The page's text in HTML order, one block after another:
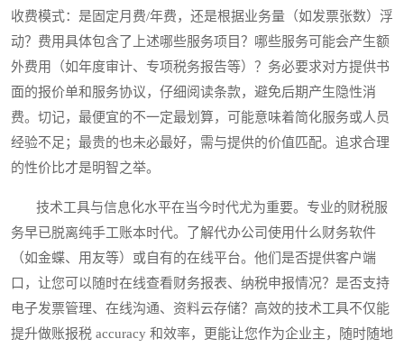
收费模式：是固定月费/年费，还是根据业务量（如发票张数）浮
动？费用具体包含了上述哪些服务项目？哪些服务可能会产生额
外费用（如年度审计、专项税务报告等）？务必要求对方提供书
面的报价单和服务协议，仔细阅读条款，避免后期产生隐性消
费。切记，最便宜的不一定最划算，可能意味着简化服务或人员
经验不足；最贵的也未必最好，需与提供的价值匹配。追求合理
的性价比才是明智之举。
技术工具与信息化水平在当今时代尤为重要。专业的财税服
务早已脱离纯手工账本时代。了解代办公司使用什么财务软件
（如金蝶、用友等）或自有的在线平台。他们是否提供客户端
口，让您可以随时在线查看财务报表、纳税申报情况？是否支持
电子发票管理、在线沟通、资料云存储？高效的技术工具不仅能
提升做账报税 accuracy 和效率，更能让您作为企业主，随时随地